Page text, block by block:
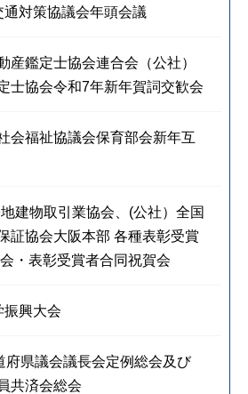
対策協議会年頭会議
産鑑定士協会連合会（公社）
士協会令和7年新年賀詞交歓会
会福祉協議会保育部会新年互
建物取引業協会、(公社）全国
証協会大阪本部 各種表彰受賞
・表彰受賞者合同祝賀会
振興大会
府県議会議長会定例総会及び
共済会総会